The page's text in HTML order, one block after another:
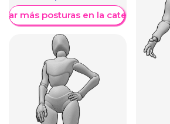
más posturas en la categoría